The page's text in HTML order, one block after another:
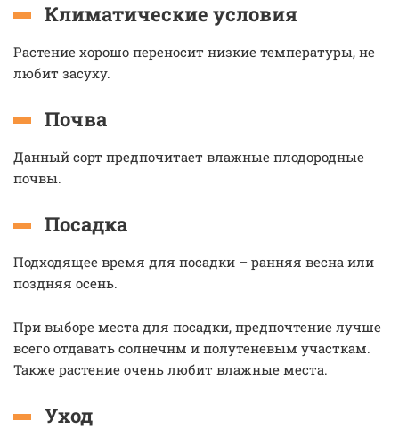
Климатические условия
Растение хорошо переносит низкие температуры, не
любит засуху.
Почва
Данный сорт предпочитает влажные плодородные
почвы.
Посадка
Подходящее время для посадки – ранняя весна или
поздняя осень.
При выборе места для посадки, предпочтение лучше
всего отдавать солнечнм и полутеневым участкам.
Также растение очень любит влажные места.
Уход